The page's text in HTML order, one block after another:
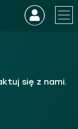
się z nami.